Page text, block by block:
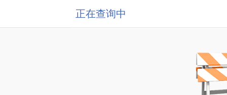
正在查询中